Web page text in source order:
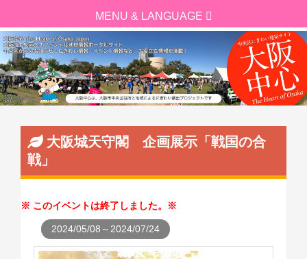
大阪城天守閣 企画展示「戦国の合
戦」
このイベントは終了しました。
2024/05/08～2024/07/24